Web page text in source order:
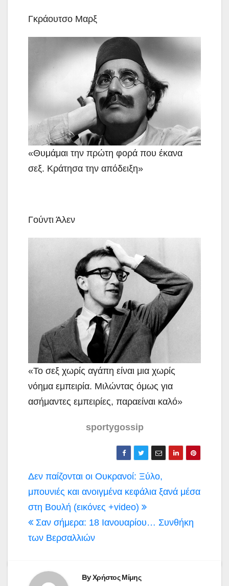
Γκράουτσο Μαρξ
«Θυμάμαι την πρώτη φορά που έκανα
σεξ. Κράτησα την απόδειξη»
Γούντι Άλεν
«Το σεξ χωρίς αγάπη είναι μια χωρίς
νόημα εμπειρία. Μιλώντας όμως για
ασήμαντες εμπειρίες, παραείναι καλό»
sportygossip
Πλοήγηση
άρθρων
Δεν παίζονται οι Ουκρανοί: Ξύλο,
μπουνιές και ανοιγμένα κεφάλια ξανά μέσα
στη Βουλή (εικόνες +video)
Σαν σήμερα: 18 Ιανουαρίου… Συνθήκη
των Βερσαλλιών
ByΧρήστος Μίμης